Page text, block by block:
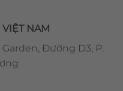
NAM
Đường D3, P.